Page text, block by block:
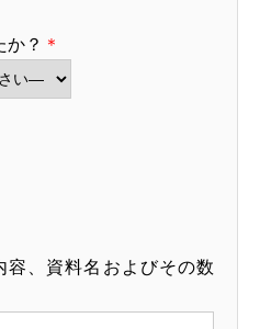
か？ ＊
容、資料名およびその数